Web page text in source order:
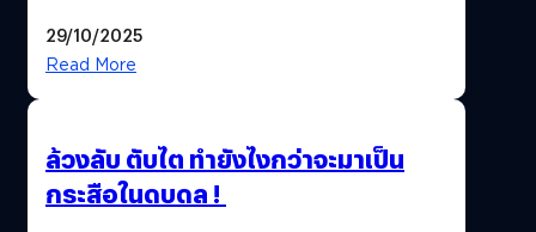
29/10/2025
Read More
ล้วงลับ ตับไต ทำยังไงกว่าจะมาเป็น
กระสือในดบดล !